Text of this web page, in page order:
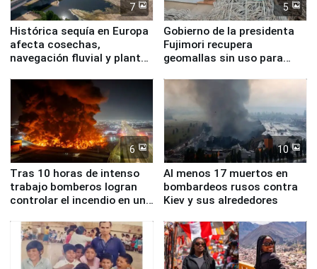
7
Histórica sequía en Europa
afecta cosechas,
navegación fluvial y plantas
5
Gobierno de la presidenta
Fujimori recupera
geomallas sin uso para
Fenómeno El Niño
6
Tras 10 horas de intenso
trabajo bomberos logran
controlar el incendio en una
de Chile
10
Al menos 17 muertos en
bombardeos rusos contra
Kiev y sus alrededores